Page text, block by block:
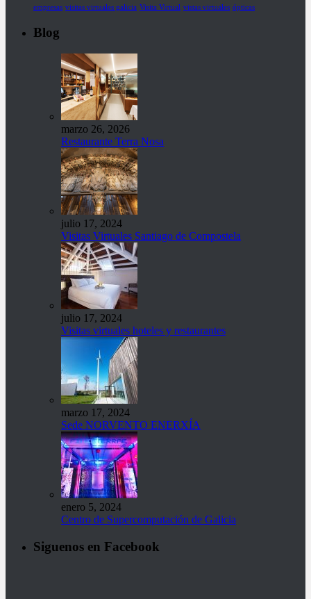
empresas visitas virtuales galicia Visita Virtual vistas virtuales ópticas
Blog
marzo 26, 2026
Restaurante Terra Nosa
julio 17, 2024
Visitas Virtuales Santiago de Compostela
julio 17, 2024
Visitas virtuales hoteles y restaurantes
marzo 17, 2024
Sede NORVENTO ENERXÍA
enero 5, 2024
Centro de Supercomputación de Galicia
Siguenos en Facebook